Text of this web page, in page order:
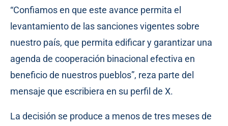
“Confiamos en que este avance permita el
levantamiento de las sanciones vigentes sobre
nuestro país, que permita edificar y garantizar una
agenda de cooperación binacional efectiva en
beneficio de nuestros pueblos”, reza parte del
mensaje que escribiera en su perfil de X.
La decisión se produce a menos de tres meses de